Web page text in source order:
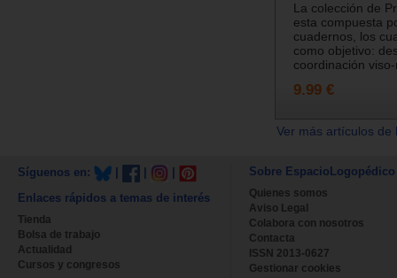
La colección de
esta compuesta
cuadernos, los
como objetivo:
coordinación
9.99 €
Ver más artículos
Síguenos en:
Enlaces rápidos a temas de interés
Tienda
Bolsa de trabajo
Actualidad
Cursos y congresos
Sobre EspacioLogopédico
Quienes somos
Aviso Legal
Colabora con nosotros
Contacta
ISSN 2013-0627
Gestionar cookies